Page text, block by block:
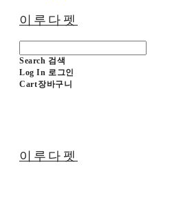
이루다펫
Search 검색
Log In 로그인
Cart장바구니
이루다펫